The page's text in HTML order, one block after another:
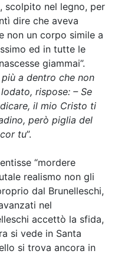
scolpito nel legno, per
dire che aveva
non un corpo simile a
ed in tutte le
giammai”.
a dentro che non
rispose: – Se
il mio Cristo ti
però piglia del
tu”.
“mordere
realismo non gli
dal Brunelleschi,
nel
accettò la sfida,
si vede in Santa
si trova ancora in